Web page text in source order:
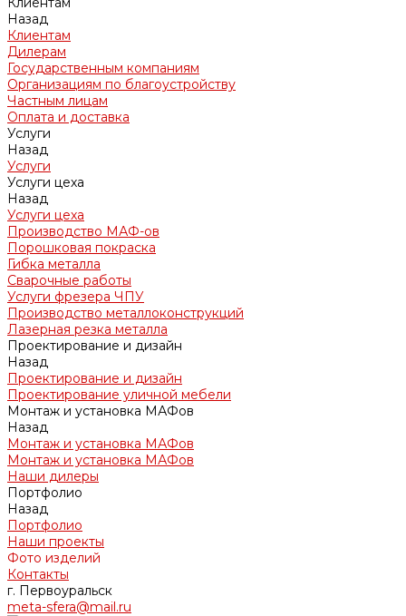
Назад
Клиентам
Дилерам
Государственным компаниям
Организациям по благоустройству
Частным лицам
Оплата и доставка
Услуги
Назад
Услуги
Услуги цеха
Назад
Услуги цеха
Производство МАФ-ов
Порошковая покраска
Гибка металла
Сварочные работы
Услуги фрезера ЧПУ
Производство металлоконструкций
Лазерная резка металла
Проектирование и дизайн
Назад
Проектирование и дизайн
Проектирование уличной мебели
Монтаж и установка МАФов
Назад
Монтаж и установка МАФов
Монтаж и установка МАФов
Наши дилеры
Портфолио
Назад
Портфолио
Наши проекты
Фото изделий
Контакты
г. Первоуральск
meta-sfera@mail.ru